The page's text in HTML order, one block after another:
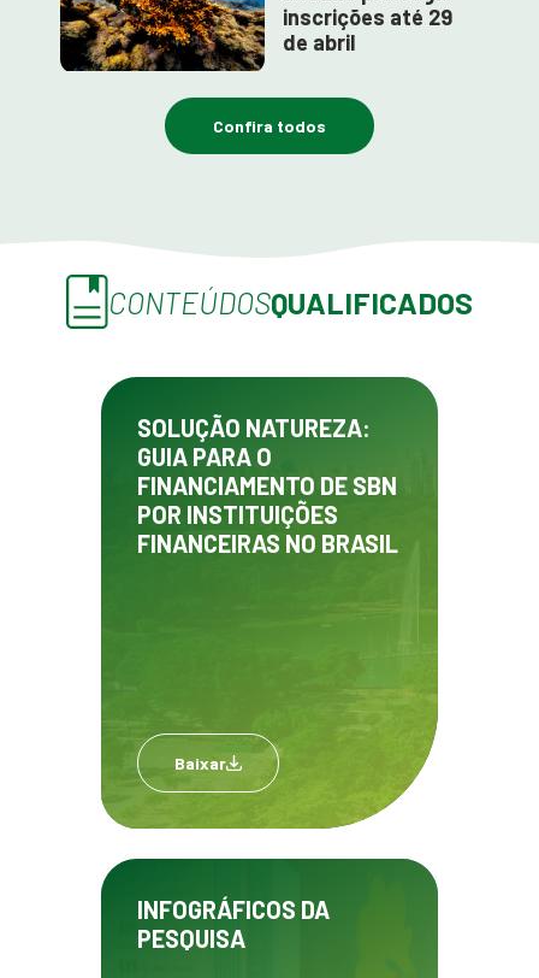
inscrições até 29
de abril
Confira todos
CONTEÚDOSQUALIFICADOS
SOLUÇÃO NATUREZA:
GUIA PARA O
FINANCIAMENTO DE SBN
POR INSTITUIÇÕES
FINANCEIRAS NO BRASIL
Baixar
INFOGRÁFICOS DA
PESQUISA